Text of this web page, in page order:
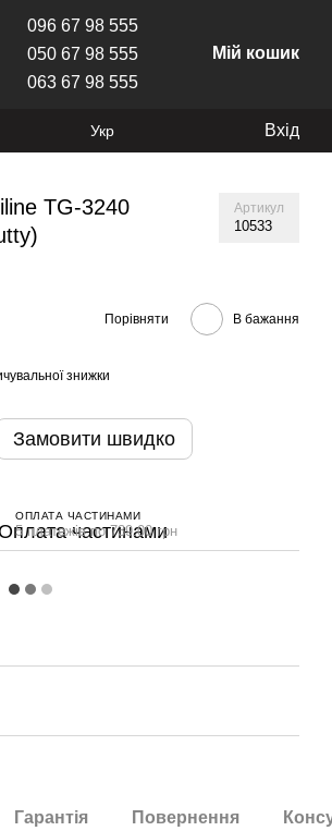
096 67 98 555
050 67 98 555
063 67 98 555
Мій кошик
Укр Вхід
TG-3240
Артикул
10533
Порівняти В бажання
знижки
Замовити швидко
ОПЛАТА ЧАСТИНАМИ
5 платежів по 739.00 грн
Гарантія Повернення